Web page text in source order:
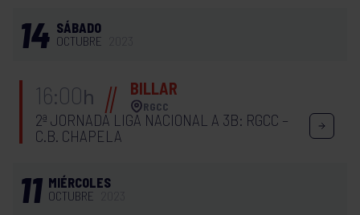
14 SÁBADO
OCTUBRE
16:00h BILLAR
RGCC
2ª JORNADA LIGA NACIONAL A 3B: RGCC –
C.B. CHAPELA
11 MIÉRCOLES
OCTUBRE